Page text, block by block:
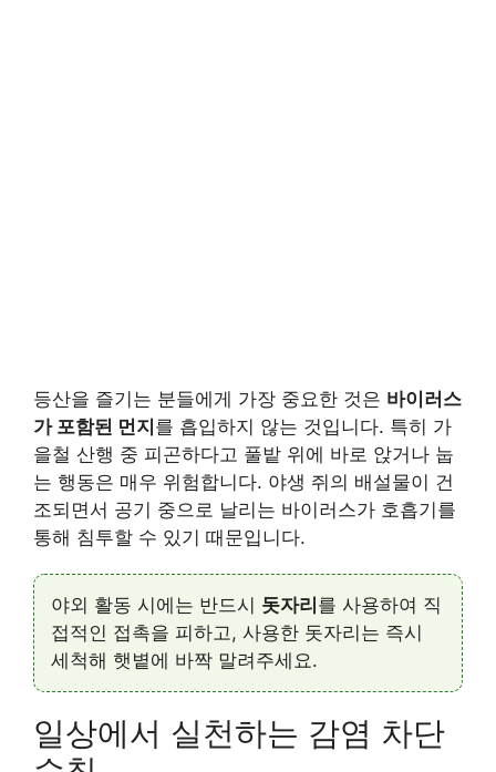
등산을 즐기는 분들에게 가장 중요한 것은 바이러스
가 포함된 먼지 를 흡입하지 않는 것입니다. 특히 가
을철 산행 중 피곤하다고 풀밭 위에 바로 앉거나 눕
는 행동은 매우 위험합니다. 야생 쥐의 배설물이 건
조되면서 공기 중으로 날리는 바이러스가 호흡기를
통해 침투할 수 있기 때문입니다.
야외 활동 시에는 반드시 돗자리 를 사용하여 직
접적인 접촉을 피하고, 사용한 돗자리는 즉시
세척해 햇볕에 바짝 말려주세요.
일상에서 실천하는 감염 차단